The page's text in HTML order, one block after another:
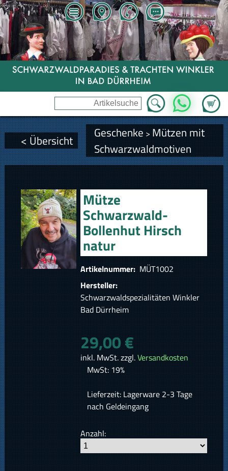
Zum
WhatsApp
< Übersicht Geschenke > Mützen mit
Schwarzwaldmotiven
Mütze
Schwarzwald-
Bollenhut Hirsch
natur
Artikelnummer: MÜT1002
Hersteller:
Schwarzwaldspezialitäten Winkler
Bad Dürrheim
29,00 €
inkl. MwSt. zzgl.Versandkosten
MwSt: 19%
Lieferzeit: Lagerware 2-3 Tage
nach Geldeingang
Anzahl: